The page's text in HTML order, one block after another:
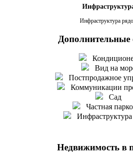
Инфраструктура
Дополнительные
Вид на
Постпродажное
Коммуникации
Сад
Частная
Инфраструктура
Недвижимость в